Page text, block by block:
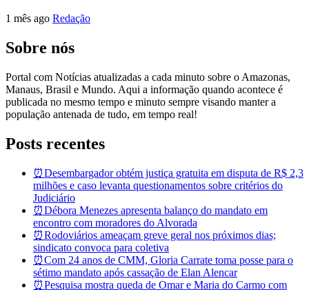
1 mês ago Redação
Sobre nós
Portal com Notícias atualizadas a cada minuto sobre o Amazonas,
Manaus, Brasil e Mundo. Aqui a informação quando acontece é
publicada no mesmo tempo e minuto sempre visando manter a
população antenada de tudo, em tempo real!
Posts recentes
⏰Desembargador obtém justiça gratuita em disputa de R$ 2,3
milhões e caso levanta questionamentos sobre critérios do
Judiciário
⏰Débora Menezes apresenta balanço do mandato em
encontro com moradores do Alvorada
⏰Rodoviários ameaçam greve geral nos próximos dias;
sindicato convoca para coletiva
⏰Com 24 anos de CMM, Gloria Carrate toma posse para o
sétimo mandato após cassação de Elan Alencar
⏰Pesquisa mostra queda de Omar e Maria do Carmo com